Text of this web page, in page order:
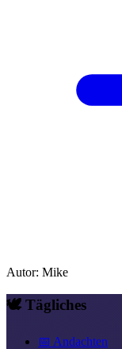
Autor: Mike
🕊️ Tägliches
📅 Andachten